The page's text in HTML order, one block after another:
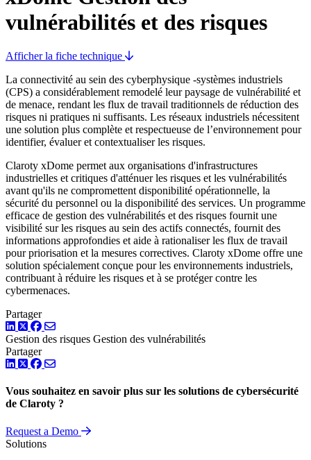
vulnérabilités et des risques
Afficher la fiche technique
La connectivité au sein des cyberphysique -systèmes industriels
(CPS) a considérablement remodelé leur paysage de vulnérabilité et
de menace, rendant les flux de travail traditionnels de réduction des
risques ni pratiques ni suffisants. Les réseaux industriels nécessitent
une solution plus complète et respectueuse de l’environnement pour
identifier, évaluer et contextualiser les risques.
Claroty xDome permet aux organisations d'infrastructures
industrielles et critiques d'atténuer les risques et les vulnérabilités
avant qu'ils ne compromettent disponibilité opérationnelle, la
sécurité du personnel ou la disponibilité des services. Un programme
efficace de gestion des vulnérabilités et des risques fournit une
visibilité sur les risques au sein des actifs connectés, fournit des
informations approfondies et aide à rationaliser les flux de travail
pour priorisation et la mesures correctives. Claroty xDome offre une
solution spécialement conçue pour les environnements industriels,
contribuant à réduire les risques et à se protéger contre les
cybermenaces.
Partager
LinkedIn
TwitterFacebook
Gestion des risques Gestion des vulnérabilités
Partager
LinkedIn
TwitterFacebook
Vous souhaitez en savoir plus sur les solutions de cybersécurité
de Claroty ?
Request a Demo
Solutions